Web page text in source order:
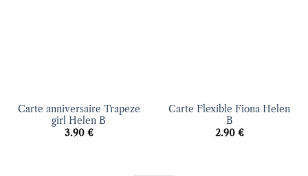
Carte anniversaire Trapeze
girl Helen B
3.90 €
Carte Flexible Fiona Helen
B
2.90 €